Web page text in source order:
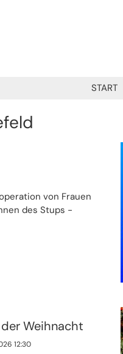
START
von Frauen
des Stups -
Weihnacht
12:30